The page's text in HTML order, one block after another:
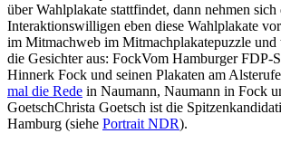
über Wahlplakate stattfindet, dann nehmen sich
Interaktionswilligen eben diese Wahlplakate
im Mitmachweb im Mitmachplakatepuzzle und
die Gesichter aus: FockVom Hamburger FDP-
Hinnerk Fock und seinen Plakaten am
mal die Rede in Naumann, Naumann in Fock
GoetschChrista Goetsch ist die
Hamburg (siehe Portrait NDR).